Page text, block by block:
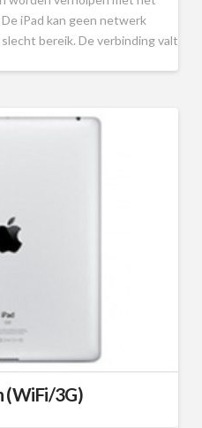
iPad kan geen netwerk
bereik. De verbinding valt
(WiFi/3G)